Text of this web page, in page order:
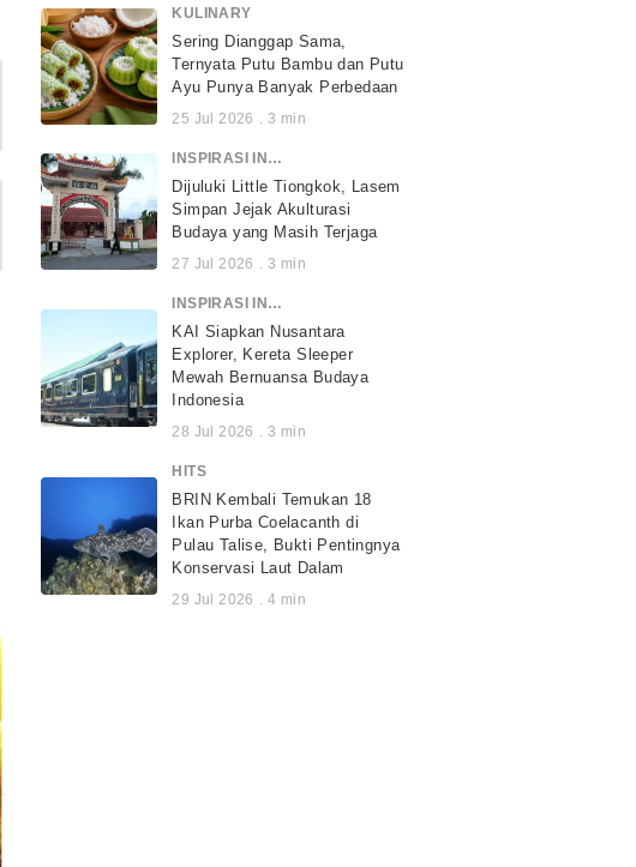
KULINARY
Sering Dianggap Sama,
Ternyata Putu Bambu dan Putu
Ayu Punya Banyak Perbedaan
25 Jul 2026 . 3 min
INSPIRASI INDONESIA
Dijuluki Little Tiongkok, Lasem
Simpan Jejak Akulturasi
Budaya yang Masih Terjaga
27 Jul 2026 . 3 min
INSPIRASI INDONESIA
KAI Siapkan Nusantara
Explorer, Kereta Sleeper
Mewah Bernuansa Budaya
Indonesia
28 Jul 2026 . 3 min
HITS
BRIN Kembali Temukan 18
Ikan Purba Coelacanth di
Pulau Talise, Bukti Pentingnya
Konservasi Laut Dalam
29 Jul 2026 . 4 min